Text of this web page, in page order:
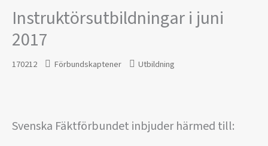
Instruktörsutbildningar i juni
2017
170212 Förbundskaptener Utbildning
Svenska Fäktförbundet inbjuder härmed till: